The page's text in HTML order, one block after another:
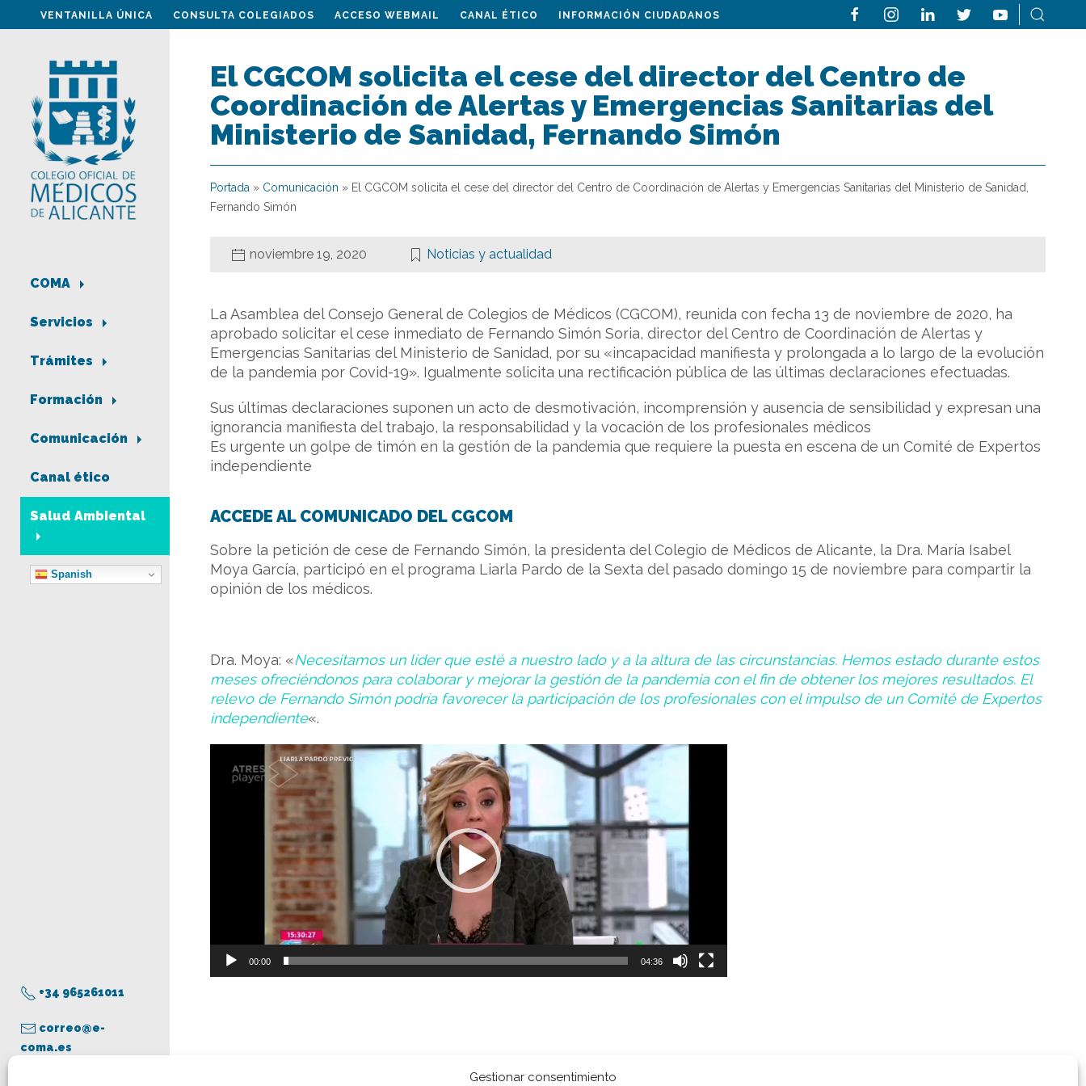
Gestionar consentimiento
VENTANILLA ÚNICA CONSULTA COLEGIADOS ACCESO WEBMAIL CANAL ÉTICO INFORMACIÓN CIUDADANOS
COMA
Servicios
Trámites
Formación
Comunicación
Canal ético
Salud Ambiental
Spanish
+34 965261011
correo@e-
coma.es
El CGCOM solicita el cese del director del Centro de
Coordinación de Alertas y Emergencias Sanitarias del
Ministerio de Sanidad, Fernando Simón
Portada » Comunicación » El CGCOM solicita el cese del director del Centro de Coordinación de Alertas y Emergencias Sanitarias del Ministerio de Sanidad,
Fernando Simón
noviembre 19, 2020 Noticias y actualidad
La Asamblea del Consejo General de Colegios de Médicos (CGCOM), reunida con fecha 13 de noviembre de 2020, ha
aprobado solicitar el cese inmediato de Fernando Simón Soria, director del Centro de Coordinación de Alertas y
Emergencias Sanitarias del Ministerio de Sanidad, por su «incapacidad manifiesta y prolongada a lo largo de la evolución
de la pandemia por Covid-19». Igualmente solicita una rectificación pública de las últimas declaraciones efectuadas.
Sus últimas declaraciones suponen un acto de desmotivación, incomprensión y ausencia de sensibilidad y expresan una
ignorancia manifiesta del trabajo, la responsabilidad y la vocación de los profesionales médicos
Es urgente un golpe de timón en la gestión de la pandemia que requiere la puesta en escena de un Comité de Expertos
independiente
ACCEDE AL COMUNICADO DEL CGCOM
Sobre la petición de cese de Fernando Simón, la presidenta del Colegio de Médicos de Alicante, la Dra. María Isabel
Moya García, participó en el programa Liarla Pardo de la Sexta del pasado domingo 15 de noviembre para compartir la
opinión de los médicos.
Dra. Moya: «Necesitamos un líder que esté a nuestro lado y a la altura de las circunstancias. Hemos estado durante estos
meses ofreciéndonos para colaborar y mejorar la gestión de la pandemia con el fin de obtener los mejores resultados. El
relevo de Fernando Simón podría favorecer la participación de los profesionales con el impulso de un Comité de Expertos
independiente«.
Reproductor
00:00 04:36